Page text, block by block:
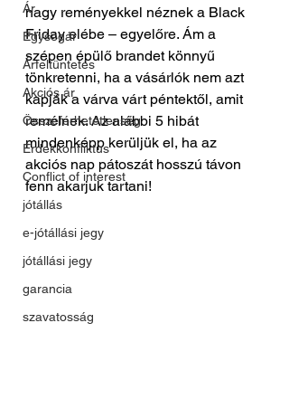
Ár
Egységár
Árfeltüntetés
Akciós ár
Összeférhetetlenség
Érdekkonfliktus
Conflict of interest
jótállás
e-jótállási jegy
jótállási jegy
garancia
szavatosság
nagy reményekkel néznek a Black
Friday elébe – egyelőre. Ám a
szépen épülő brandet könnyű
tönkretenni, ha a vásárlók nem azt
kapják a várva várt péntektől, amit
remélnek. Az alábbi 5 hibát
mindenképp kerüljük el, ha az
akciós nap pátoszát hosszú távon
fenn akarjuk tartani!